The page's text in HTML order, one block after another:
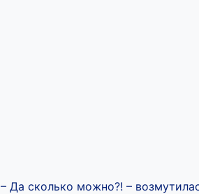
– Да сколько можно?! –